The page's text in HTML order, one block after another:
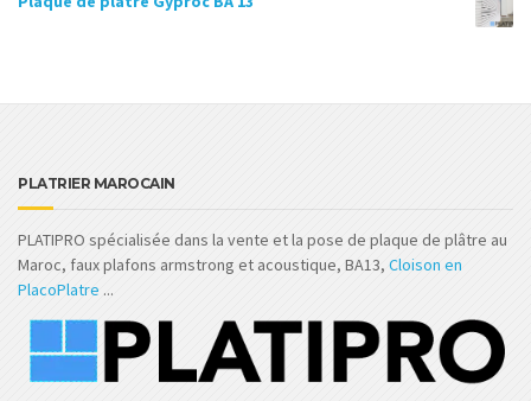
PLATRIER MAROCAIN
PLATIPRO spécialisée dans la vente et la pose de plaque de plâtre au
Maroc, faux plafons armstrong et acoustique, BA13, Cloison en
PlacoPlatre ...